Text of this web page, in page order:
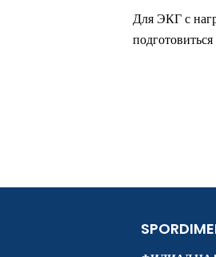
Для ЭКГ с